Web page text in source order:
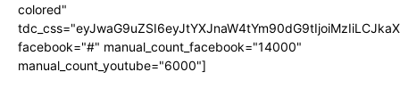
colored"
facebook="#" manual_count_facebook="14000"
manual_count_youtube="6000"]